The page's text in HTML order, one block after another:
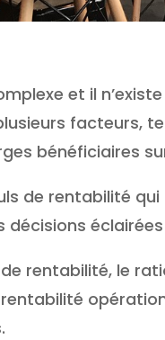
et il
facteurs,
bénéficiaires
de rentabilité
décisions
rentabilité, le